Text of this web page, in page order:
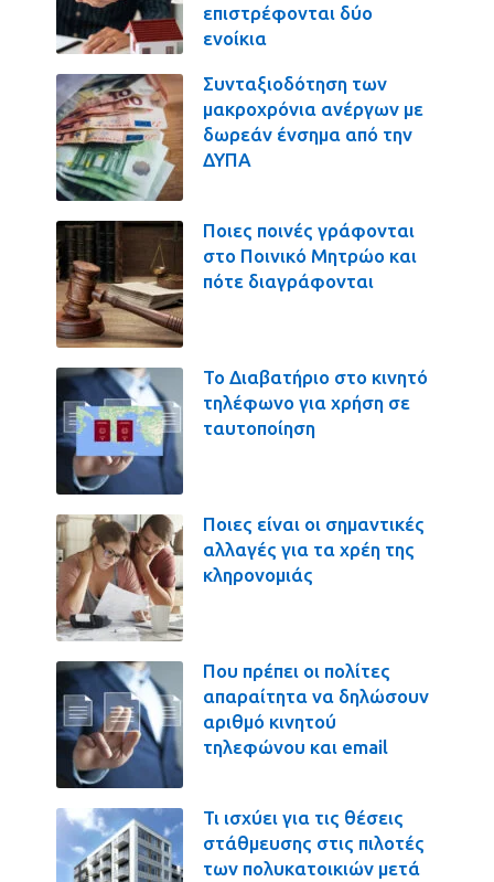
επιστρέφονται δύο
ενοίκια
Συνταξιοδότηση των
μακροχρόνια ανέργων με
δωρεάν ένσημα από την
ΔΥΠΑ
Ποιες ποινές γράφονται
στο Ποινικό Μητρώο και
πότε διαγράφονται
Το Διαβατήριο στο κινητό
τηλέφωνο για χρήση σε
ταυτοποίηση
Ποιες είναι οι σημαντικές
αλλαγές για τα χρέη της
κληρονομιάς
Που πρέπει οι πολίτες
απαραίτητα να δηλώσουν
αριθμό κινητού
τηλεφώνου και email
Τι ισχύει για τις θέσεις
στάθμευσης στις πιλοτές
των πολυκατοικιών μετά